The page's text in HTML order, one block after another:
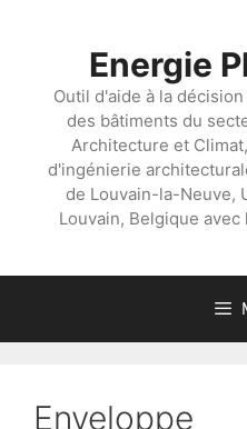
Energie
Outil d'aide à la
des bâtiments du
Architecture et
d'ingénierie
de Louvain-la-Neuve,
Louvain, Belgique
Enveloppe